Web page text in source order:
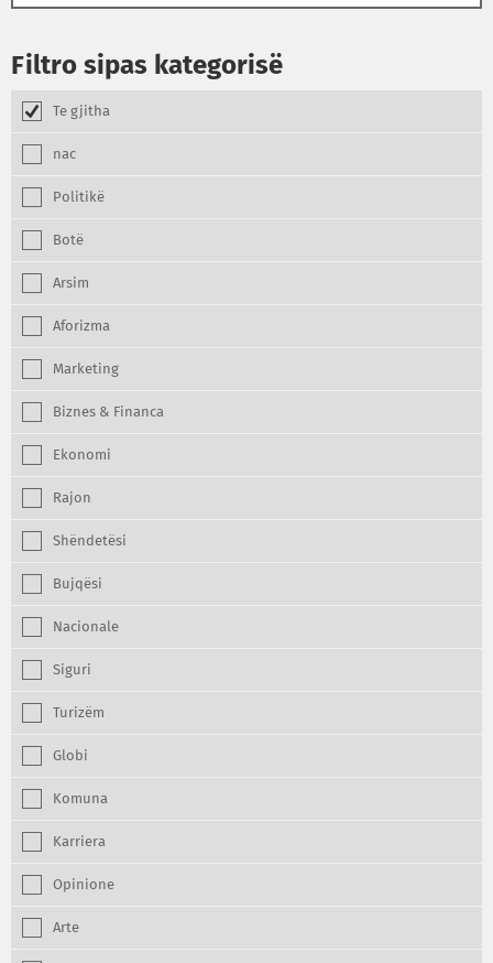
Filtro sipas kategorisë
Te gjitha
nac
Politikë
Botë
Arsim
Aforizma
Marketing
Biznes & Financa
Ekonomi
Rajon
Shëndetësi
Bujqësi
Nacionale
Siguri
Turizëm
Globi
Komuna
Karriera
Opinione
Arte